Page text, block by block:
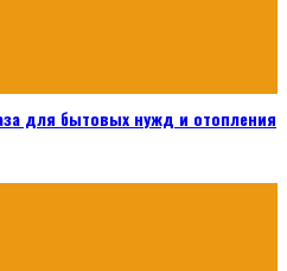
для бытовых нужд и отопления